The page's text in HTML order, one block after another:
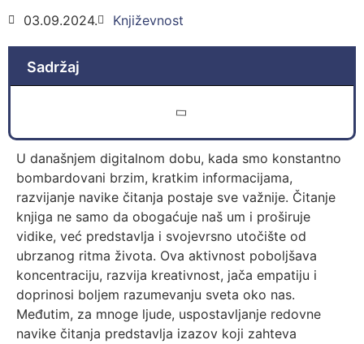
03.09.2024. Književnost
Sadržaj
U današnjem digitalnom dobu, kada smo konstantno
bombardovani brzim, kratkim informacijama,
razvijanje navike čitanja postaje sve važnije. Čitanje
knjiga ne samo da obogaćuje naš um i proširuje
vidike, već predstavlja i svojevrsno utočište od
ubrzanog ritma života. Ova aktivnost poboljšava
koncentraciju, razvija kreativnost, jača empatiju i
doprinosi boljem razumevanju sveta oko nas.
Međutim, za mnoge ljude, uspostavljanje redovne
navike čitanja predstavlja izazov koji zahteva